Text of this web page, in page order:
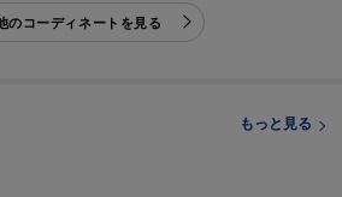
ムにある「ハートマーク」を
のコーディネートを見る
もっと見る